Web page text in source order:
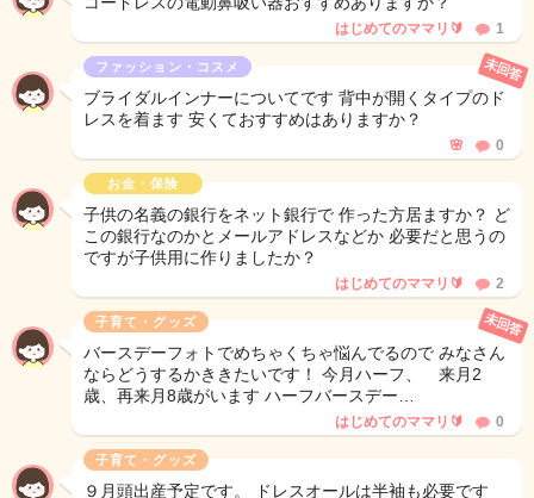
はじめてのママリ🔰 1
ファッション・コスメ
ブライダルインナーについてです 背中が開くタイプのド
レスを着ます 安くておすすめはありますか？
未回答
🌸 0
お金・保険
子供の名義の銀行をネット銀行で 作った方居ますか？ ど
この銀行なのかとメールアドレスなどか 必要だと思うの
ですが子供用に作りましたか？
はじめてのママリ🔰 2
子育て・グッズ
バースデーフォトでめちゃくちゃ悩んでるので みなさん
ならどうするかききたいです！ 今月ハーフ、 来月2
歳、再来月8歳がいます ハーフバースデー…
未回答
はじめてのママリ🔰 0
子育て・グッズ
９月頭出産予定です。 ドレスオールは半袖も必要です